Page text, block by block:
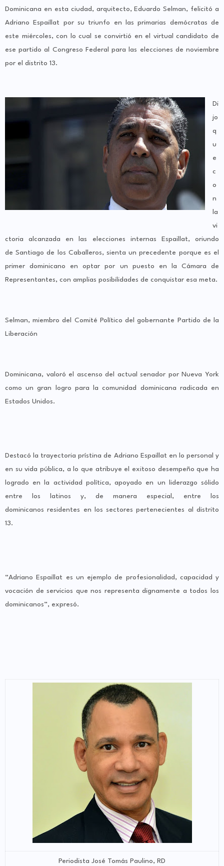
Dominicana en esta ciudad, arquitecto, Eduardo Selman, felicitó a
Adriano Espaillat por su triunfo en las primarias demócratas de
este miércoles, con lo cual se convirtió en el virtual candidato de
ese partido al Congreso Federal para las elecciones de noviembre
por el distrito 13.
Di
jo
q
u
e
c
o
n
la
vi
ctoria alcanzada en las elecciones internas Espaillat, oriundo
de Santiago de los Caballeros, sienta un precedente porque es el
primer dominicano en optar por un puesto en la Cámara de
Representantes, con amplias posibilidades de conquistar esa meta.
Selman, miembro del Comité Político del gobernante Partido de la
Liberación
Dominicana, valoró el ascenso del actual senador por Nueva York
como un gran logro para la comunidad dominicana radicada en
Estados Unidos.
Destacó la trayectoria prístina de Adriano Espaillat en lo personal y
en su vida pública, a lo que atribuye el exitoso desempeño que ha
logrado en la actividad política, apoyado en un liderazgo sólido
entre los latinos y, de manera especial, entre los
dominicanos residentes en los sectores pertenecientes al distrito
13.
“Adriano Espaillat es un ejemplo de profesionalidad, capacidad y
vocación de servicios que nos representa dignamente a todos los
dominicanos”, expresó.
Periodista José Tomás Paulino, RD